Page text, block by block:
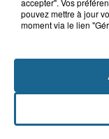
accepter". Vos
pouvez mettre à jour
moment via le lien